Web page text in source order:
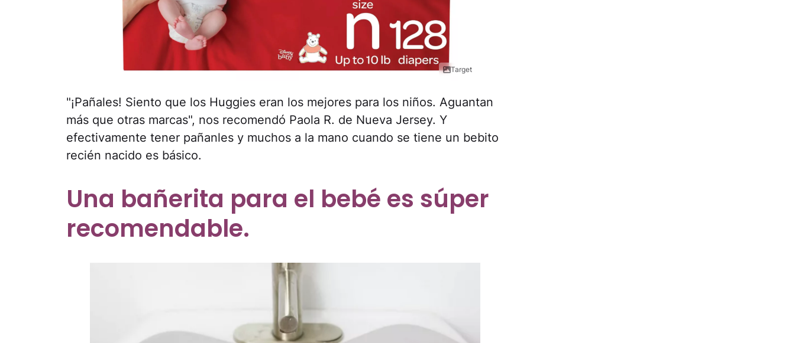
Target
"¡Pañales! Siento que los Huggies eran los mejores para los niños. Aguantan
más que otras marcas", nos recomendó Paola R. de Nueva Jersey. Y
efectivamente tener pañanles y muchos a la mano cuando se tiene un bebito
recién nacido es básico.
Una bañerita para el bebé es súper
recomendable.